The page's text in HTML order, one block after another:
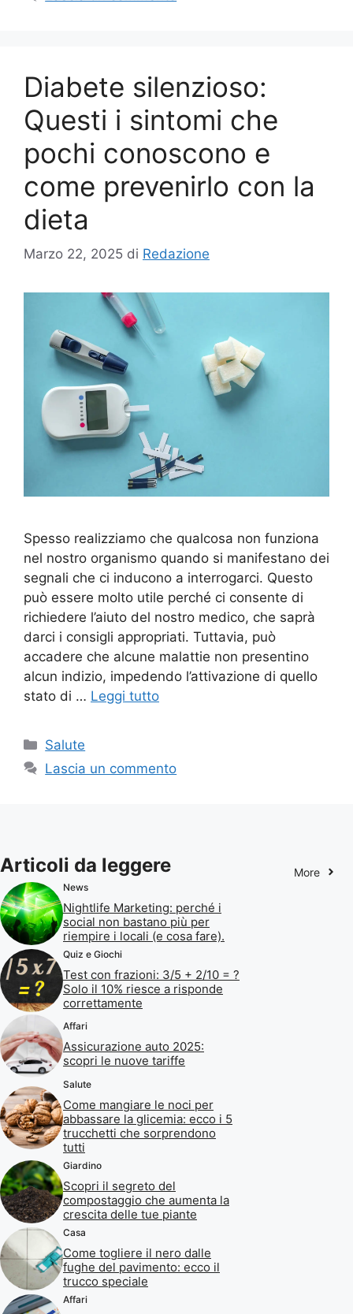
Diabete silenzioso:
Questi i sintomi che
pochi conoscono e
come prevenirlo con la
dieta
Marzo 22, 2025 di Redazione
Spesso realizziamo che qualcosa non funziona
nel nostro organismo quando si manifestano dei
segnali che ci inducono a interrogarci. Questo
può essere molto utile perché ci consente di
richiedere l’aiuto del nostro medico, che saprà
darci i consigli appropriati. Tuttavia, può
accadere che alcune malattie non presentino
alcun indizio, impedendo l’attivazione di quello
stato di … Leggi tutto
Categorie
Salute
Lascia un commento
Articoli da leggere More
News
Nightlife Marketing: perché i
social non bastano più per
riempire i locali (e cosa fare).
Quiz e Giochi
Test con frazioni: 3/5 + 2/10 = ?
Solo il 10% riesce a risponde
correttamente
Affari
Assicurazione auto 2025:
scopri le nuove tariffe
Salute
Come mangiare le noci per
abbassare la glicemia: ecco i 5
trucchetti che sorprendono
tutti
Giardino
Scopri il segreto del
compostaggio che aumenta la
crescita delle tue piante
Casa
Come togliere il nero dalle
fughe del pavimento: ecco il
trucco speciale
Affari